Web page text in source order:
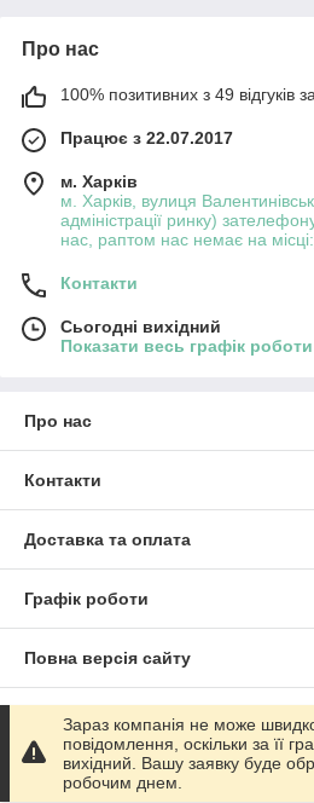
Про нас
100% позитивних з 49 відгуків
Працює з 22.07.2017
м. Харків
м. Харків, вулиця
адміністрації ринку)
нас, раптом нас немає на
Контакти
Сьогодні вихідний
Показати весь графік роботи
Про нас
Контакти
Доставка та оплата
Графік роботи
Повна версія сайту
Сайт створено на маркетплейсі
Політика конфіденційності
Зараз компанія не може
повідомлення, оскільки за її
вихідний. Вашу заявку буде
робочим днем.